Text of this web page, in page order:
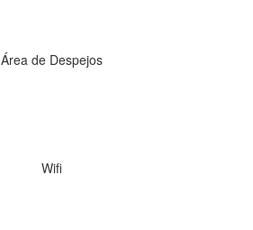
Área de Despejos
Wifi